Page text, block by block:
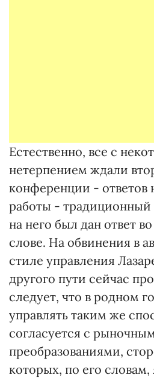
Естественно, все с
нетерпением ждали
конференции - ответов
работы - традиционный
на него был дан ответ
слове. На обвинения в
стиле управления
другого пути сейчас
следует, что в родном
управлять таким же
согласуется с
преобразованиями,
которых, по его